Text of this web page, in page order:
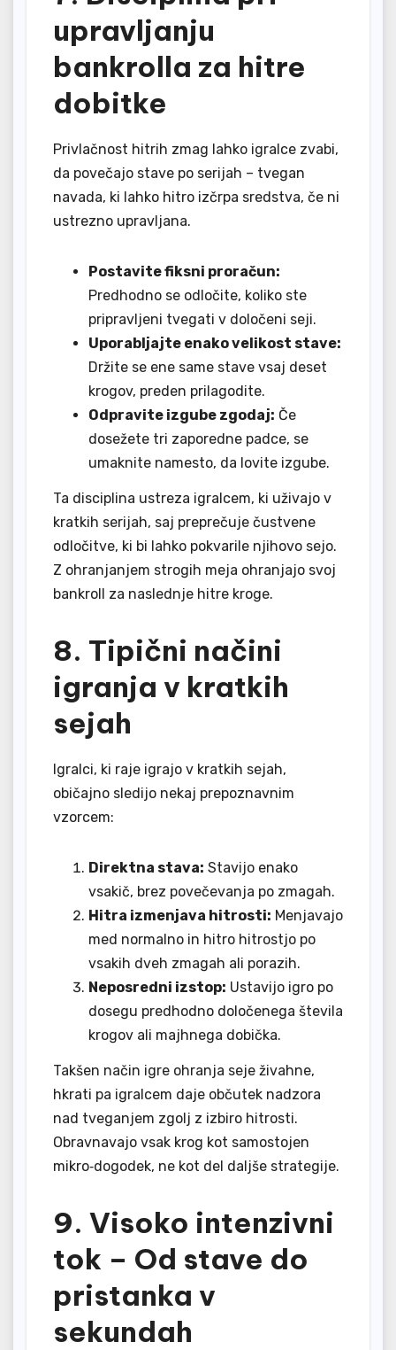
upravljanju
bankrolla za hitre
dobitke
Privlačnost hitrih zmag lahko igralce zvabi,
da povečajo stave po serijah – tvegan
navada, ki lahko hitro izčrpa sredstva, če ni
ustrezno upravljana.
Postavite fiksni proračun:
Predhodno se odločite, koliko ste
pripravljeni tvegati v določeni seji.
Uporabljajte enako velikost stave:
Držite se ene same stave vsaj deset
krogov, preden prilagodite.
Odpravite izgube zgodaj: Če
dosežete tri zaporedne padce, se
umaknite namesto, da lovite izgube.
Ta disciplina ustreza igralcem, ki uživajo v
kratkih serijah, saj preprečuje čustvene
odločitve, ki bi lahko pokvarile njihovo sejo.
Z ohranjanjem strogih meja ohranjajo svoj
bankroll za naslednje hitre kroge.
8. Tipični načini
igranja v kratkih
sejah
Igralci, ki raje igrajo v kratkih sejah,
običajno sledijo nekaj prepoznavnim
vzorcem:
Direktna stava: Stavijo enako
vsakič, brez povečevanja po zmagah.
Hitra izmenjava hitrosti: Menjavajo
med normalno in hitro hitrostjo po
vsakih dveh zmagah ali porazih.
Neposredni izstop: Ustavijo igro po
dosegu predhodno določenega števila
krogov ali majhnega dobička.
Takšen način igre ohranja seje živahne,
hkrati pa igralcem daje občutek nadzora
nad tveganjem zgolj z izbiro hitrosti.
Obravnavajo vsak krog kot samostojen
mikro‑dogodek, ne kot del daljše strategije.
9. Visoko intenzivni
tok – Od stave do
pristanka v
sekundah